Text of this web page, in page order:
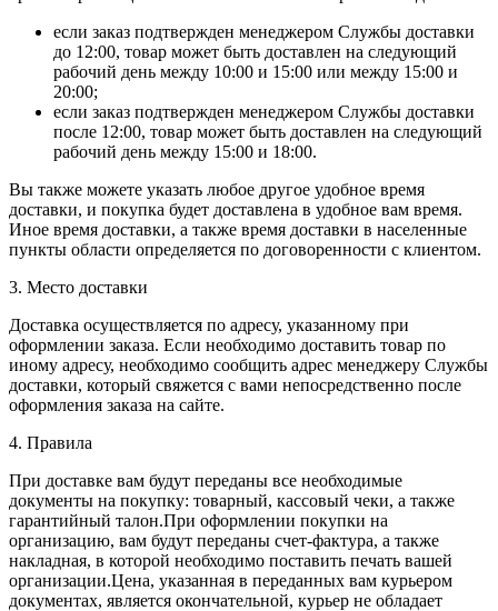
если заказ подтвержден менеджером Службы доставки
до 12:00, товар может быть доставлен на следующий
рабочий день между 10:00 и 15:00 или между 15:00 и
20:00;
если заказ подтвержден менеджером Службы доставки
после 12:00, товар может быть доставлен на следующий
рабочий день между 15:00 и 18:00.
Вы также можете указать любое другое удобное время
доставки, и покупка будет доставлена в удобное вам время.
Иное время доставки, а также время доставки в населенные
пункты области определяется по договоренности с клиентом.
3. Место доставки
Доставка осуществляется по адресу, указанному при
оформлении заказа. Если необходимо доставить товар по
иному адресу, необходимо сообщить адрес менеджеру Службы
доставки, который свяжется с вами непосредственно после
оформления заказа на сайте.
4. Правила
При доставке вам будут переданы все необходимые
документы на покупку: товарный, кассовый чеки, а также
гарантийный талон.При оформлении покупки на
организацию, вам будут переданы счет-фактура, а также
накладная, в которой необходимо поставить печать вашей
организации.Цена, указанная в переданных вам курьером
документах, является окончательной, курьер не обладает